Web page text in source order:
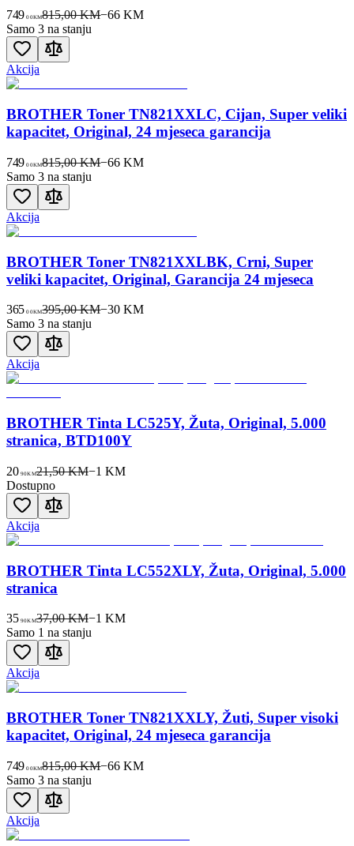
749 00KM815,00 KM−66 KM
Samo 3 na stanju
Akcija
BROTHER Toner TN821XXLC, Cijan, Super veliki
kapacitet, Original, 24 mjeseca garancija
749 00KM815,00 KM−66 KM
Samo 3 na stanju
Akcija
BROTHER Toner TN821XXLBK, Crni, Super
veliki kapacitet, Original, Garancija 24 mjeseca
365 00KM395,00 KM−30 KM
Samo 3 na stanju
Akcija
BROTHER Tinta LC525Y, Žuta, Original, 5.000
stranica, BTD100Y
20 90KM21,50 KM−1 KM
Dostupno
Akcija
BROTHER Tinta LC552XLY, Žuta, Original, 5.000
stranica
35 90KM37,00 KM−1 KM
Samo 1 na stanju
Akcija
BROTHER Toner TN821XXLY, Žuti, Super visoki
kapacitet, Original, 24 mjeseca garancija
749 00KM815,00 KM−66 KM
Samo 3 na stanju
Akcija